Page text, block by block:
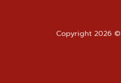
Copyright 2026 ©